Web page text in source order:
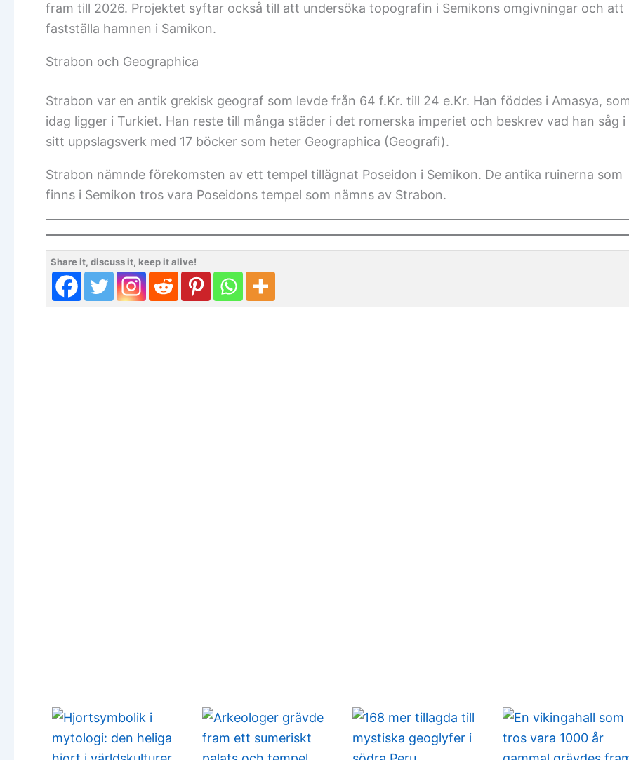
fram till 2026. Projektet syftar också till att undersöka topografin i Semikons omgivningar och att
fastställa hamnen i Samikon.
Strabon och Geographica
Strabon var en antik grekisk geograf som levde från 64 f.Kr. till 24 e.Kr. Han föddes i Amasya,
idag ligger i Turkiet. Han reste till många städer i det romerska imperiet och beskrev vad han såg i
sitt uppslagsverk med 17 böcker som heter Geographica (Geografi).
Strabon nämnde förekomsten av ett tempel tillägnat Poseidon i Semikon. De antika ruinerna som
finns i Semikon tros vara Poseidons tempel som nämns av Strabon.
Share it, discuss it, keep it alive!